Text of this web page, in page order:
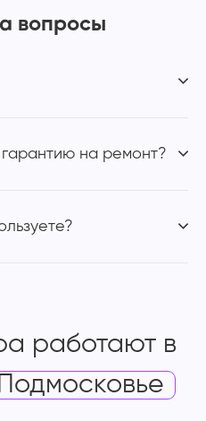
вопросы
на ремонт?
работают в